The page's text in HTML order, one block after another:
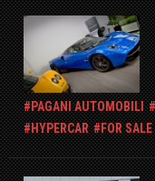
PAGANI AUTOMOBILI
HYPERCAR
FOR SALE